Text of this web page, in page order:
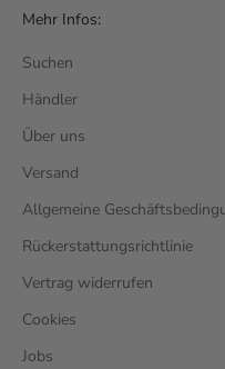
Mehr Infos:
Suchen
Händler
Über uns
Versand
Allgemeine
Rückerstattungsrichtlinie
Vertrag widerrufen
Cookies
Jobs